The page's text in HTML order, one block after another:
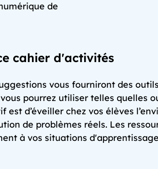
de
cahier d'activités
vous fourniront des
pourrez utiliser telles quelles
est d’éveiller chez vos élèves
de problèmes réels. Les
à vos situations